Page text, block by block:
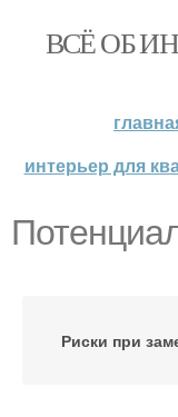
ВСЁ ОБ
интерьер для
Риски при